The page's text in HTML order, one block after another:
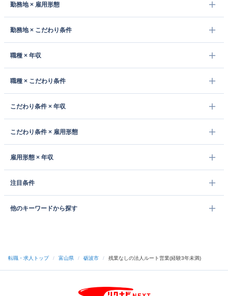
勤務地 × 雇用形態
勤務地 × こだわり条件
職種 × 年収
職種 × こだわり条件
こだわり条件 × 年収
こだわり条件 × 雇用形態
雇用形態 × 年収
注目条件
他のキーワードから探す
転職・求人トップ / 富山県 / 砺波市 / 残業なしの法人ルート営業(経験3年未満)